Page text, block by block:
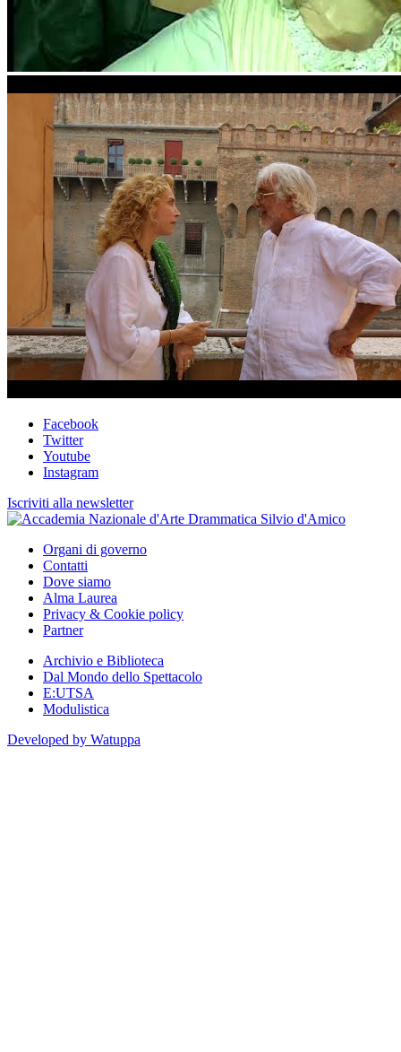
Facebook
Twitter
Youtube
Instagram
Iscriviti alla newsletter
Organi di governo
Contatti
Dove siamo
Alma Laurea
Privacy & Cookie policy
Partner
Archivio e Biblioteca
Dal Mondo dello Spettacolo
E:UTSA
Modulistica
Developed by Watuppa